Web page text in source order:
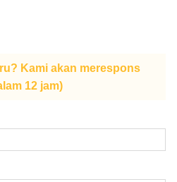
Kami akan merespons
12 jam)